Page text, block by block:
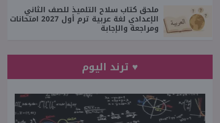
ملحق كتاب سلاح التلميذ للصف الثاني
الإعدادي لغة عربية ترم أول 2027 امتحانات
ومراجعة والإجابة
♥ ترند اليوم